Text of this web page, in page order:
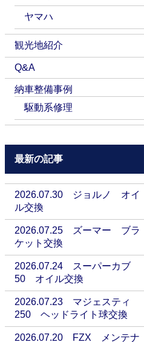
ヤマハ
観光地紹介
Q&A
納車整備事例
駆動系修理
最新の記事
2026.07.30 ジョルノ オイ
ル交換
2026.07.25 ズーマー ブラ
ケット交換
2026.07.24 スーパーカブ
50 オイル交換
2026.07.23 マジェスティ
250 ヘッドライト球交換
2026.07.20 FZX メンテナ